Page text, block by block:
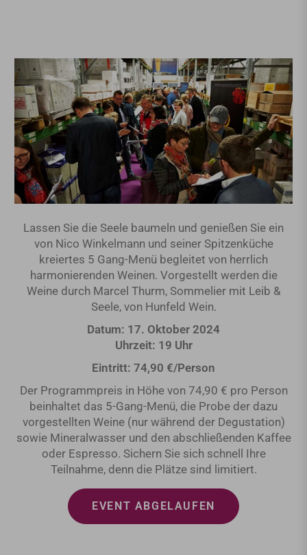
Lassen Sie die Seele baumeln und genießen Sie ein
von Nico Winkelmann und seiner Spitzenküche
kreiertes 5 Gang-Menü begleitet von herrlich
harmonierenden Weinen. Vorgestellt werden die
Weine durch Marcel Thurm, Sommelier mit Leib &
Seele, von Hunfeld Wein.
Datum: 17. Oktober 2024
Uhrzeit: 19 Uhr
Eintritt: 74,90 €/Person
Der Programmpreis in Höhe von 74,90 € pro Person
beinhaltet das 5-Gang-Menü, die Probe der dazu
vorgestellten Weine (nur während der Degustation)
sowie Mineralwasser und den abschließenden Kaffee
oder Espresso. Sichern Sie sich schnell Ihre
Teilnahme, denn die Plätze sind limitiert.
EVENT ABGELAUFEN